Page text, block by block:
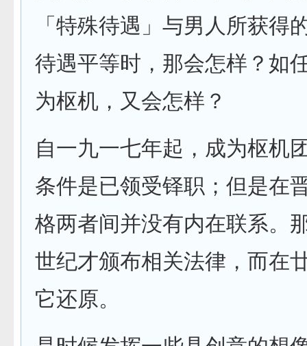
「特殊待遇」与男人所获得
待遇平等时，那会怎样？如
为枢机，又会怎样？
自一九一七年起，成为枢机
条件是已领受铎职；但是在
格两者间并没有内在联系。
世纪才颁布相关法律，而在
它还原。